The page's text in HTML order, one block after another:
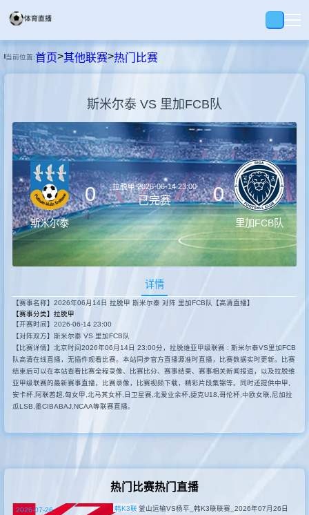
首页
足球
篮球
回放
集锦
快讯
当前位置:首页>其他联赛>热门比赛
斯米尔泰 VS 里加FCB队
斯米尔泰
0 拉脱甲2026-06-14 23:00
已完赛 0
里加FCB队
详情
【赛事名称】2026年06月14日 拉脱甲 斯米尔泰 对阵 里加FCB队【高清直播】
【赛事分类】 拉脱甲
【开赛时间】2026-06-14 23:00
【对阵双方】斯米尔泰 VS 里加FCB队
【比赛详情】北京时间2026年06月14日 23:00分，拉脱维亚甲级联赛 : 斯米尔泰VS里加FCB
队高清在线直播，无插件观看比赛。本站同步官方直播源准时直播，比赛数据实时更新。比赛
结束后可以在本站查看比赛全程录像、比赛比分、赛事结果、赛事相关新闻报道，以及拉脱维
亚甲级联赛的最新赛事直播，比赛录像，比赛视频下载，精彩片段集锦等。同时还提供中甲,
安卡杯,阿联酋超,匈女甲,北马其女杯,日卫星赛,北爱业余杯,捷克U18,哥伦杯,中欧女联,尼加拉
瓜LSB,墨CIBABAJ,NCAA等联赛直播。
热门比赛热门直播
韩K3联
2026-07-26 釜山运输VS杨平_韩K3联联赛_2026年07月26日